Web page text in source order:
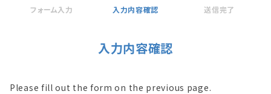
フォーム入力 入力内容確認 送信完了
入力内容確認
Please fill out the form on the previous page.